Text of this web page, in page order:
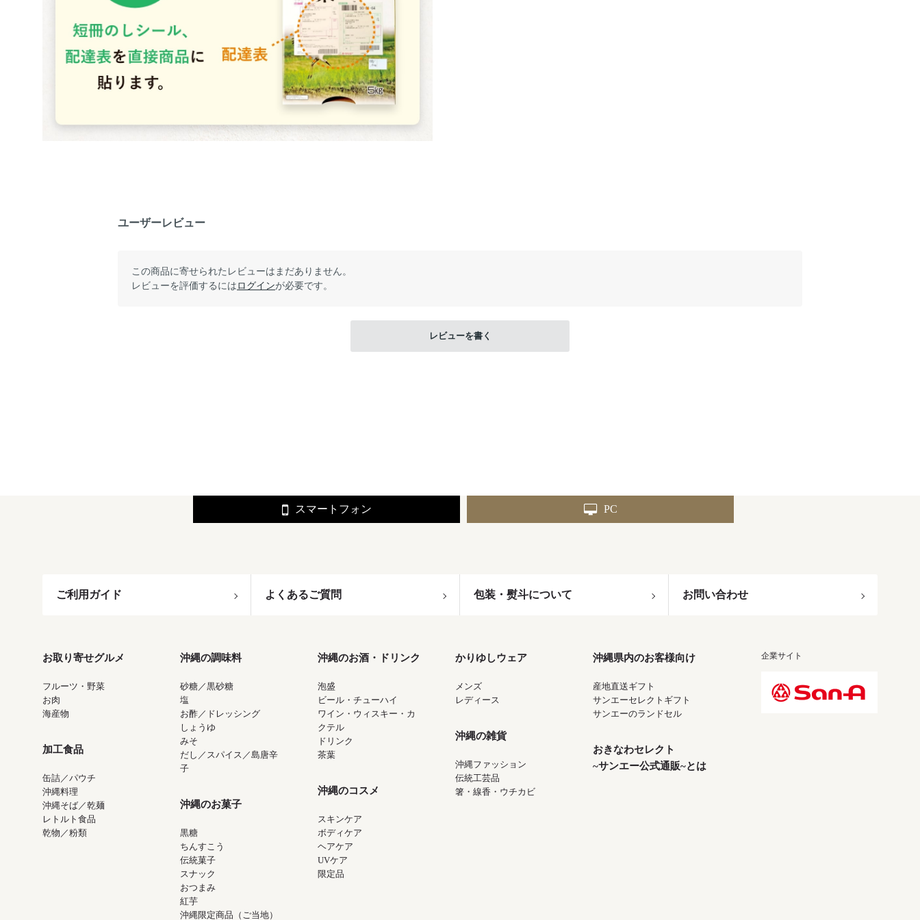
ユーザーレビュー
この商品に寄せられたレビューはまだありません。
レビューを評価するには ログインが必要です。
レビューを書く
スマートフォン PC
ご利用ガイド よくあるご質問 包装・熨斗について お問い合わせ
お取り寄せグルメ
フルーツ・野菜
お肉
海産物
加工食品
缶詰／パウチ
沖縄料理
沖縄そば／乾麺
レトルト食品
乾物／粉類
沖縄の調味料
砂糖／黒砂糖
塩
お酢／ドレッシング
しょうゆ
みそ
だし／スパイス／島唐辛
子
沖縄のお菓子
黒糖
ちんすこう
伝統菓子
スナック
おつまみ
紅芋
沖縄限定商品（ご当地）
沖縄のお酒・ドリンク
泡盛
ビール・チューハイ
ワイン・ウィスキー・カ
クテル
ドリンク
茶葉
沖縄のコスメ
スキンケア
ボディケア
ヘアケア
UVケア
限定品
かりゆしウェア
メンズ
レディース
沖縄の雑貨
沖縄ファッション
伝統工芸品
箸・線香・ウチカビ
沖縄県内のお客様向け
産地直送ギフト
サンエーセレクトギフト
サンエーのランドセル
おきなわセレクト
~サンエー公式通販~とは
企業サイト